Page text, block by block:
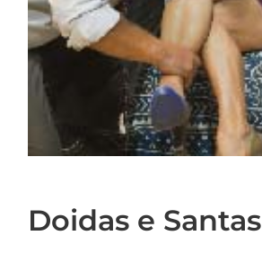
Doidas e Santas